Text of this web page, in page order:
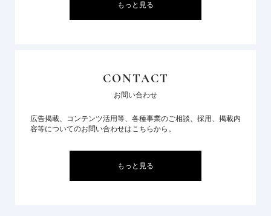
もっと見る
CONTACT
お問い合わせ
広告掲載、コンテンツ活用等、各種事業のご相談、採用、掲載内
容等についてのお問い合わせはこちらから。
もっと見る